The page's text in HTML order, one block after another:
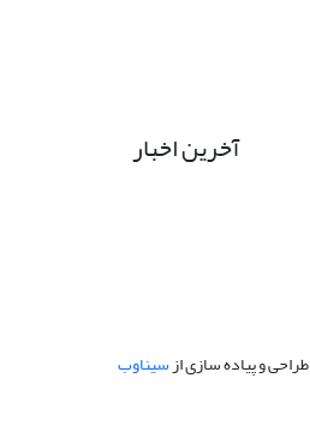
آخرین اخبار
طراحی و پیاده سازی ازسیناوب